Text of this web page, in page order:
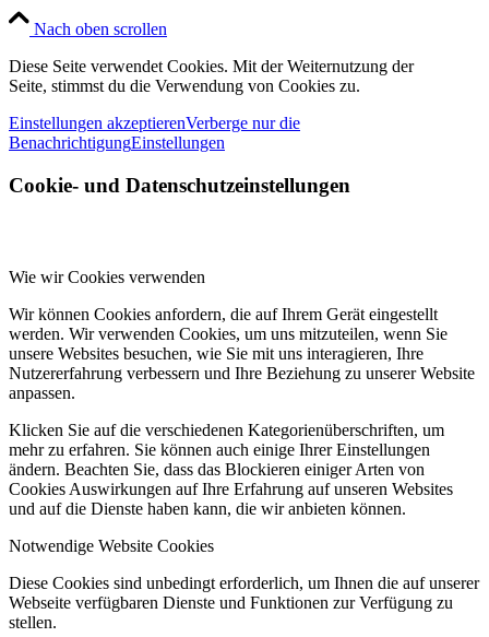
Nach oben scrollen
Diese Seite verwendet Cookies. Mit der Weiternutzung der
Seite, stimmst du die Verwendung von Cookies zu.
Einstellungen akzeptierenVerberge nur die
BenachrichtigungEinstellungen
Cookie- und Datenschutzeinstellungen
Wie wir Cookies verwenden
Wir können Cookies anfordern, die auf Ihrem Gerät eingestellt
werden. Wir verwenden Cookies, um uns mitzuteilen, wenn Sie
unsere Websites besuchen, wie Sie mit uns interagieren, Ihre
Nutzererfahrung verbessern und Ihre Beziehung zu unserer Website
anpassen.
Klicken Sie auf die verschiedenen Kategorienüberschriften, um
mehr zu erfahren. Sie können auch einige Ihrer Einstellungen
ändern. Beachten Sie, dass das Blockieren einiger Arten von
Cookies Auswirkungen auf Ihre Erfahrung auf unseren Websites
und auf die Dienste haben kann, die wir anbieten können.
Notwendige Website Cookies
Diese Cookies sind unbedingt erforderlich, um Ihnen die auf unserer
Webseite verfügbaren Dienste und Funktionen zur Verfügung zu
stellen.